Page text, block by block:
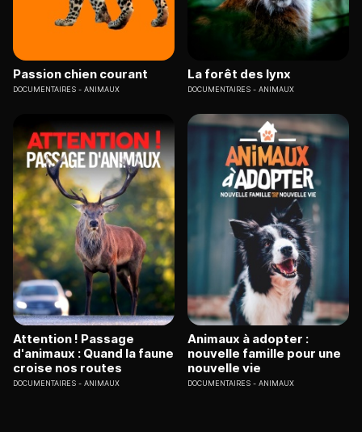
Passion chien courant
DOCUMENTAIRES ANIMAUX
La forêt des lynx
DOCUMENTAIRES ANIMAUX
Attention ! Passage
d'animaux : Quand la faune
croise nos routes
DOCUMENTAIRES ANIMAUX
Animaux à adopter :
nouvelle famille pour une
nouvelle vie
DOCUMENTAIRES ANIMAUX